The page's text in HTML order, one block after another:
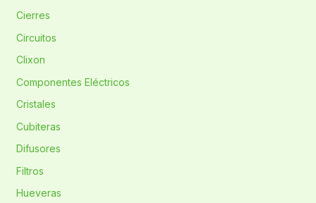
Cierres
Circuitos
Clixon
Componentes Eléctricos
Cristales
Cubiteras
Difusores
Filtros
Hueveras